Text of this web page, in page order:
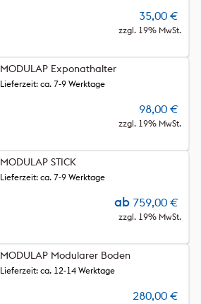
35,00 €
zzgl. 19% MwSt.
MODULAP Exponathalter
98,00 €
zzgl. 19% MwSt.
Lieferzeit: ca. 7-9 Werktage
MODULAP STICK
Lieferzeit: ca. 7-9 Werktage
ab 759,00 €
zzgl. 19% MwSt.
MODULAP Modularer Boden
Lieferzeit: ca. 12-14 Werktage
280,00 €